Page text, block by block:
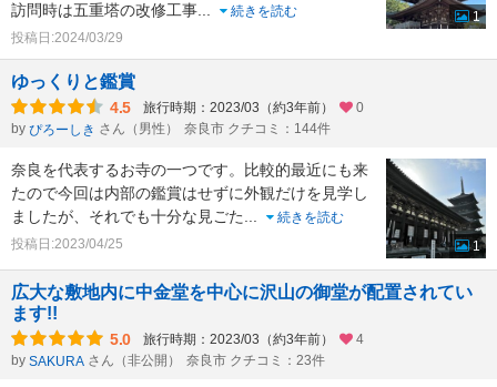
訪問時は五重塔の改修工事
続きを読む
投稿日:2024/03/29
1
ゆっくりと鑑賞
4.5 旅行時期：2023/03（約3年前）
0
by ぴろーしき さん（男性） 奈良市 クチコミ：144件
奈良を代表するお寺の一つです。比較的最近にも来
たので今回は内部の鑑賞はせずに外観だけを見学し
ましたが、それでも十分な見ごた
続きを読む
投稿日:2023/04/25
1
広大な敷地内に中金堂を中心に沢山の御堂が配置されてい
ます!!
5.0 旅行時期：2023/03（約3年前）
4
by SAKURA さん（非公開） 奈良市 クチコミ：23件